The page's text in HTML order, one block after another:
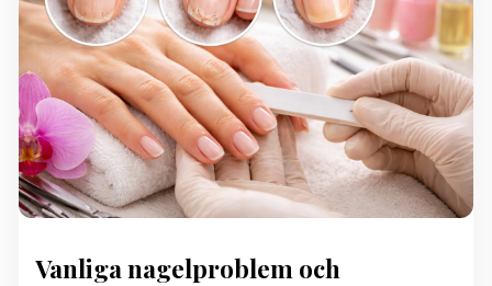
Vanliga nagelproblem och